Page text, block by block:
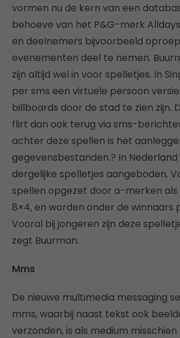
vormen nu de kern van een
behoeve van het P&G-merk
en deelnemers bijvoorbeeld
evenementen deel te nemen.
zijn altijd wel in voor spelletjes. In
per sms een virtuele persoon
billboards door de stad te zien zijn.
flirt dan ook terug via sms-
achter deze spellen is het
gegevensbestanden.? In
dergelijke spelletjes aangeboden.
spellen opgezet door a-merken
8×4, en worden onder de winnaars
Vooral bij jongeren zijn deze
zegt Buurman.
Mms
De nieuwe multimedia messaging
mms, waarbij naast tekst ook
verzonden, is als medium misschien